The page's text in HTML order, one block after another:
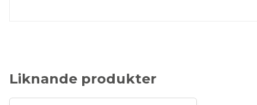
Liknande produkter